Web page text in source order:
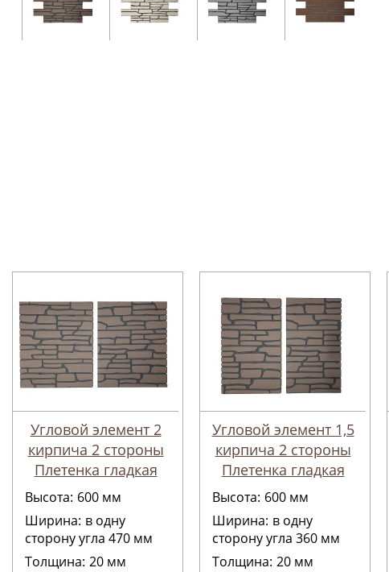
Угловой элемент 2
кирпича 2 стороны
Плетенка гладкая
Высота: 600 мм
Ширина: в одну
сторону угла 470 мм
Толщина: 20 мм
Угловой элемент 1,5
кирпича 2 стороны
Плетенка гладкая
Высота: 600 мм
Ширина: в одну
сторону угла 360 мм
Толщина: 20 мм